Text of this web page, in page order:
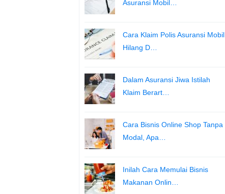
Asuransi Mobil…
Cara Klaim Polis Asuransi Mobil
Hilang D…
Dalam Asuransi Jiwa Istilah
Klaim Berart…
Cara Bisnis Online Shop Tanpa
Modal, Apa…
Inilah Cara Memulai Bisnis
Makanan Onlin…